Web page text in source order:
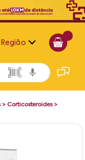
Alagoas
Bahia
> Corticosteroides>